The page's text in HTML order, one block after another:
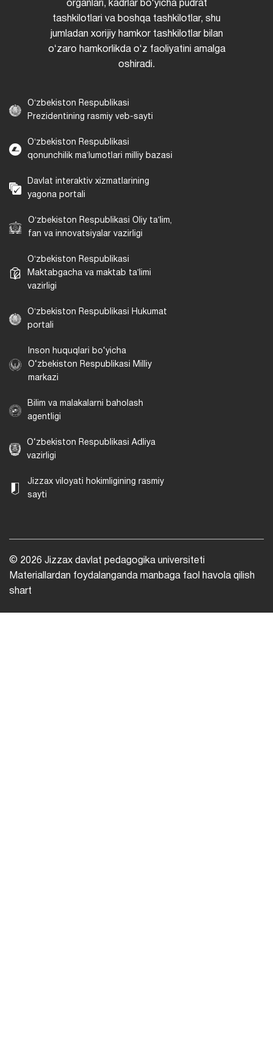
organlari, kadrlar boʻyicha pudrat
tashkilotlari va boshqa tashkilotlar, shu
jumladan xorijiy hamkor tashkilotlar bilan
oʻzaro hamkorlikda oʻz faoliyatini amalga
oshiradi.
Oʻzbekiston Respublikasi
Prezidentining rasmiy veb-sayti
Oʻzbekiston Respublikasi
qonunchilik maʼlumotlari milliy bazasi
Davlat interaktiv xizmatlarining
yagona portali
Oʻzbekiston Respublikasi Oliy taʼlim,
fan va innovatsiyalar vazirligi
Oʻzbekiston Respublikasi
Maktabgacha va maktab taʼlimi
vazirligi
Oʻzbekiston Respublikasi Hukumat
portali
Inson huquqlari bo‘yicha
O‘zbekiston Respublikasi Milliy
markazi
Bilim va malakalarni baholash
agentligi
O‘zbekiston Respublikasi Adliya
vazirligi
Jizzax viloyati hokimligining rasmiy
sayti
© 2026 Jizzax davlat pedagogika universiteti
Materiallardan foydalanganda manbaga faol havola qilish
shart